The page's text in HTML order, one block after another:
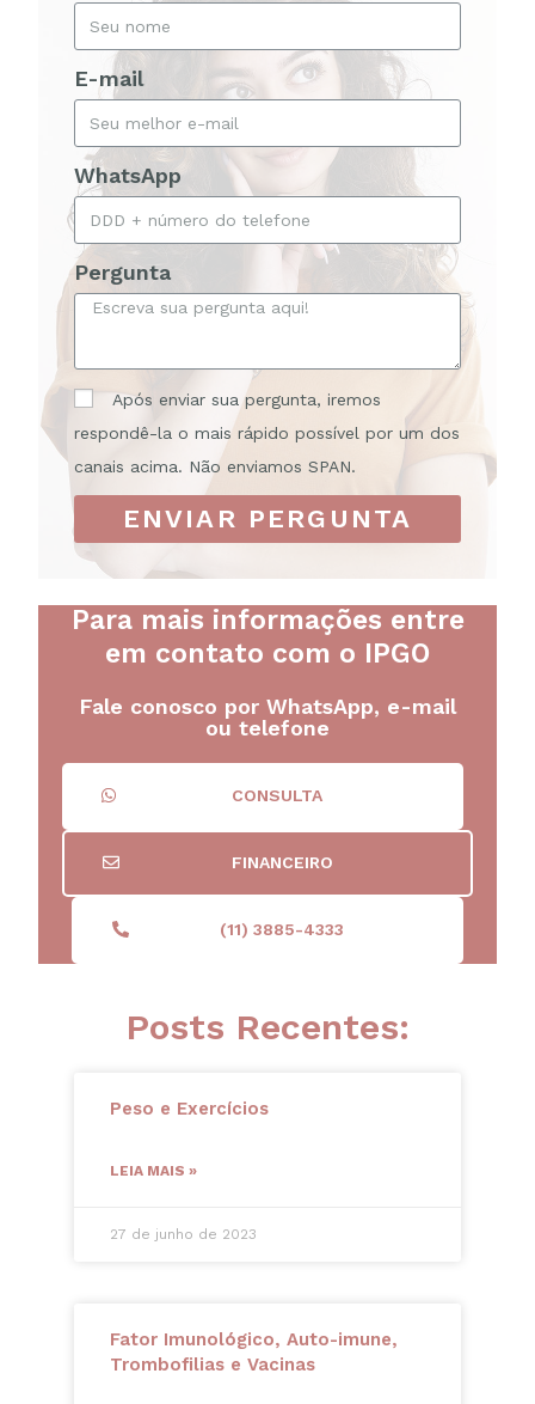
E-mail
WhatsApp
Pergunta
Após enviar sua pergunta, iremos
respondê-la o mais rápido possível por um dos
canais acima. Não enviamos SPAN.
ENVIAR PERGUNTA
Para mais informações entre
em contato com o IPGO
Fale conosco por WhatsApp, e-mail
ou telefone
CONSULTA
FINANCEIRO
(11) 3885-4333
Posts Recentes:
Peso e Exercícios
LEIA MAIS »
27 de junho de 2023
Fator Imunológico, Auto-imune,
Trombofilias e Vacinas